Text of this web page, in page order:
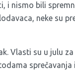
i nismo bili
neke su
Vlasti su u julu
sprečavanja